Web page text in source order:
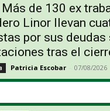
de 130 ex
Linor llevan
por sus
tras el
Patricia Escobar - 07/08/2026